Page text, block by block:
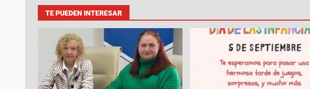
TE PUEDEN INTERESAR